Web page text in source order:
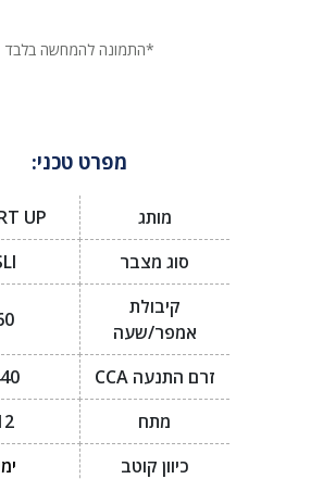
*התמונה להמחשה בלבד
מפרט טכני:
מותג
UP
סוג מצבר
קיבולת
אמפר/שעה
זרם התנעה CCA
מתח
כיוון קוטב